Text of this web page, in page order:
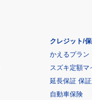
クレジット/
かえるプラン
スズキ定額マ
延長保証 保
自動車保険